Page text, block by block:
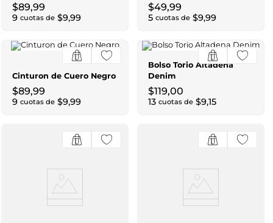
$89,99
9 cuotas de $9,99
$49,99
5 cuotas de $9,99
Cinturon de Cuero Negro
$89,99
9 cuotas de $9,99
Bolso Torio Altadena
Denim
$119,00
13 cuotas de $9,15